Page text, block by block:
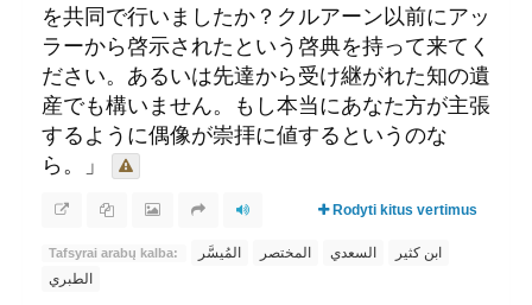
を共同で行いましたか？クルアーン以前にアッ
ラーから啓示されたという啓典を持って来てく
ださい。あるいは先達から受け継がれた知の遺
産でも構いません。もし本当にあなた方が主張
するように偶像が崇拝に値するというのな
ら。」
Rodyti kitus vertimus
Tafsyrai arabų kalba: المُيسَّر المختصر السعدي
ابن كثير
الطبري